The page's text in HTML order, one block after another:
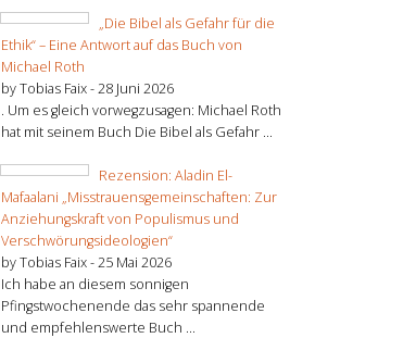
„Die Bibel als Gefahr für die
Ethik“ – Eine Antwort auf das Buch von
Michael Roth
by Tobias Faix -28 Juni 2026
. Um es gleich vorwegzusagen: Michael Roth
hat mit seinem Buch Die Bibel als Gefahr ...
Rezension: Aladin El-
Mafaalani „Misstrauensgemeinschaften: Zur
Anziehungskraft von Populismus und
Verschwörungsideologien“
by Tobias Faix -25 Mai 2026
Ich habe an diesem sonnigen
Pfingstwochenende das sehr spannende
und empfehlenswerte Buch ...